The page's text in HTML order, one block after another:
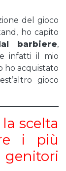
del gioco
ho capito
barbiere,
infatti il mio
ho acquistato
gioco
scelta
i più